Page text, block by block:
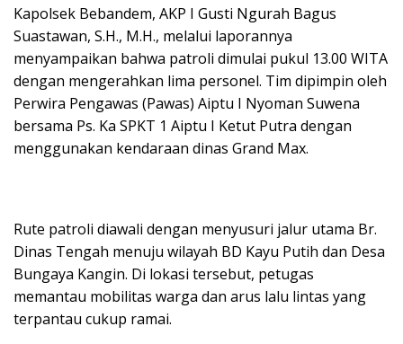
​Kapolsek Bebandem, AKP I Gusti Ngurah Bagus
Suastawan, S.H., M.H., melalui laporannya
menyampaikan bahwa patroli dimulai pukul 13.00 WITA
dengan mengerahkan lima personel. Tim dipimpin oleh
Perwira Pengawas (Pawas) Aiptu I Nyoman Suwena
bersama Ps. Ka SPKT 1 Aiptu I Ketut Putra dengan
menggunakan kendaraan dinas Grand Max.
​Rute patroli diawali dengan menyusuri jalur utama Br.
Dinas Tengah menuju wilayah BD Kayu Putih dan Desa
Bungaya Kangin. Di lokasi tersebut, petugas
memantau mobilitas warga dan arus lalu lintas yang
terpantau cukup ramai.